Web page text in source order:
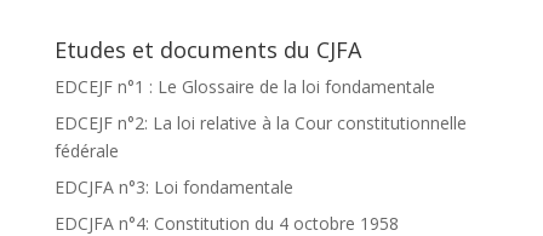
Etudes et documents du CJFA
EDCEJF n°1 : Le Glossaire de la loi fondamentale
EDCEJF n°2: La loi relative à la Cour constitutionnelle
fédérale
EDCJFA n°3: Loi fondamentale
EDCJFA n°4: Constitution du 4 octobre 1958